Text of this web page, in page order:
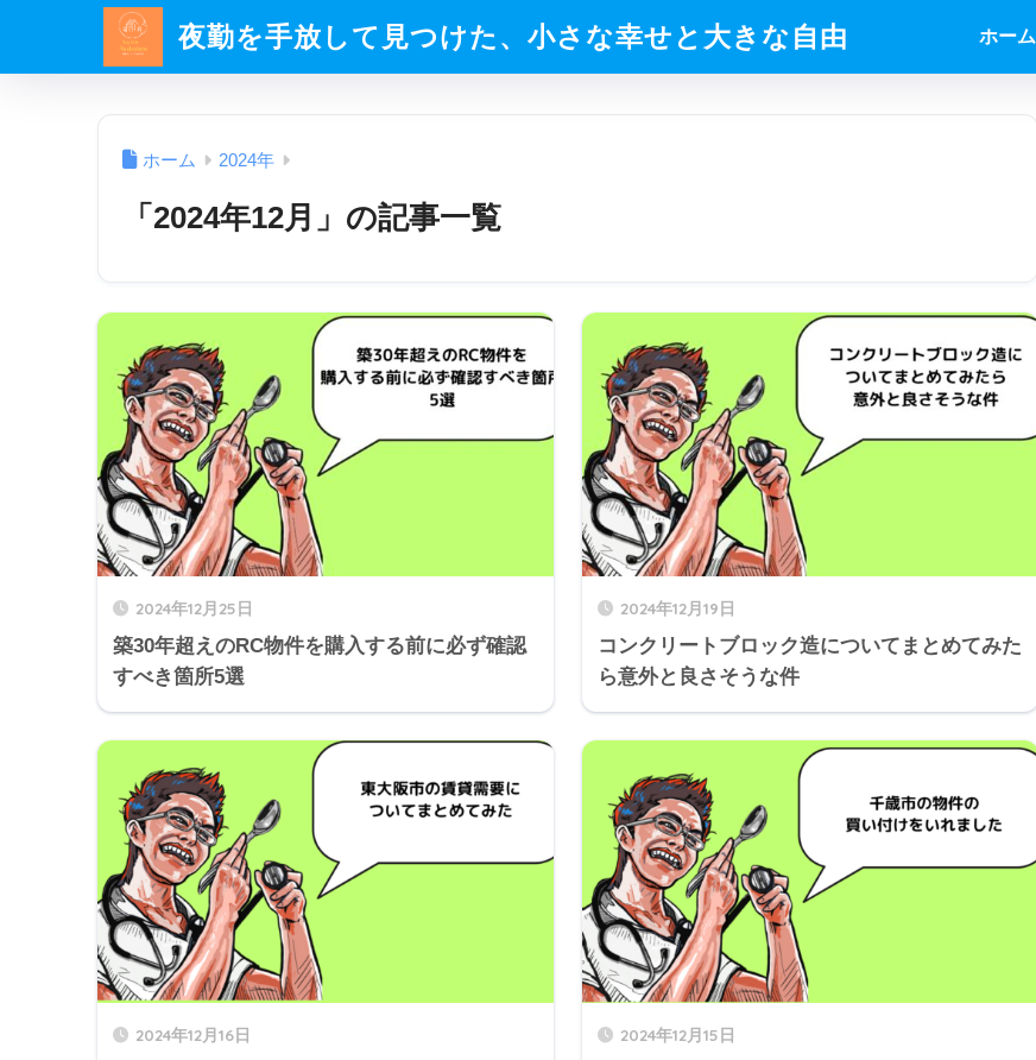
夜勤を手放して見つけた、小さな幸せと大きな自由 ホーム
ホーム 2024年
「2024年12月」の記事一覧
2024年12月25日
築30年超えのRC物件を購入する前に必ず確認
すべき箇所5選
2024年12月19日
コンクリートブロック造についてまとめてみた
ら意外と良さそうな件
2024年12月16日 2024年12月15日